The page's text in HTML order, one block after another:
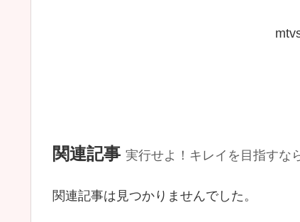
関連記事 実行せよ！キレイを目指すな
関連記事は見つかりませんでした。